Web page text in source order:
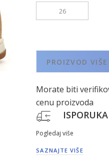
26
PROIZVOD
Morate biti
cenu proizvoda
Pogledaj više
SAZNAJTE VIŠE